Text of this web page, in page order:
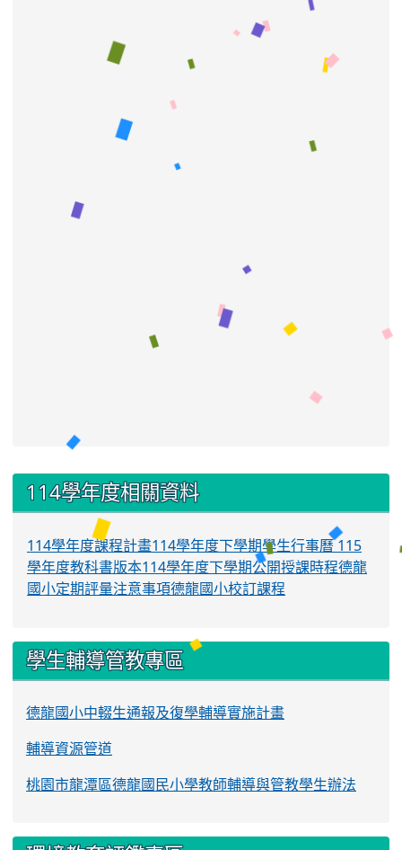
::: 114學年度相關資料
114學年度課程計畫114學年度下學期學生行事曆115
學年度教科書版本114學年度下學期公開授課時程德龍
國小定期評量注意事項德龍國小校訂課程
學生輔導管教專區
德龍國小中輟生通報及復學輔導實施計畫
輔導資源管道
桃園市龍潭區德龍國民小學教師輔導與管教學生辦法